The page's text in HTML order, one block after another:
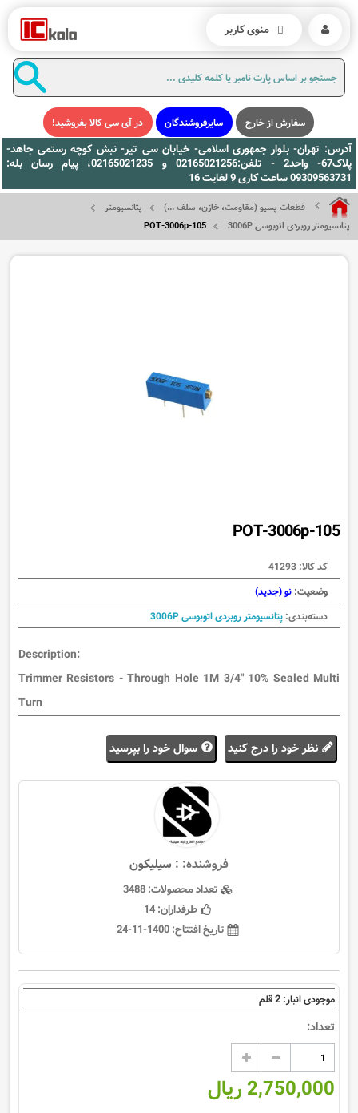
سفارش از خارج سایرفروشندگان در آی سی کالا بفروشید!
آدرس: تهران- بلوار جمهوری اسلامی- خیابان سی تیر- نبش کوچه رستمی جاهد-
پلاک67- واحد2 - تلفن:02165021256 و 02165021235، پیام رسان بله:
09309563731 ساعت کاری 9 لغایت 16
قطعات پسیو (مقاومت، خازن، سلف ...)
پتانسیومتر
پتانسیومتر روبردی اتوبوسی 3006P
POT-3006p-105
POT-3006p-105
کد کالا: 41293
وضعیت: نو (جدید)
دسته‌بندی: پتانسیومتر روبردی اتوبوسی 3006P
Description:
Trimmer Resistors - Through Hole 1M 3/4" 10% Sealed Multi
Turn
نظر خود را درج کنید سوال خود را بپرسید
فروشنده: : سيليكون
تعداد محصولات:3488
طرفداران:14
تاریخ افتتاح:1400-11-24
موجودی انبار: 2قلم
تعداد:
2,750,000 ریال
منوی کاربر